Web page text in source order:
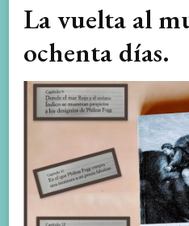
La vuelta al
ochenta días.